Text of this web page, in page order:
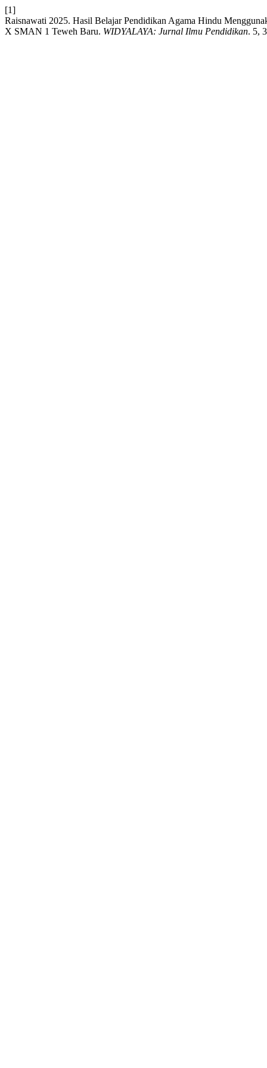
[1]
Raisnawati 2025. Hasil Belajar Pendidikan Agama Hindu
X SMAN 1 Teweh Baru. WIDYALAYA: Jurnal Ilmu Pendidikan. 5,